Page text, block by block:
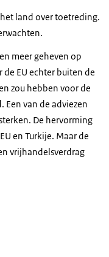
land over toetreding.
meer geheven op
EU echter buiten de
zou hebben voor de
Een van de adviezen
De hervorming
en Turkije. Maar de
vrijhandelsverdrag